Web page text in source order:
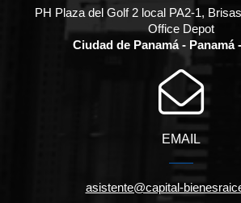
PH Plaza del Golf 2 local PA2-1,
Office Depot
Ciudad de Panamá - Panamá
EMAIL
asistente@capital-